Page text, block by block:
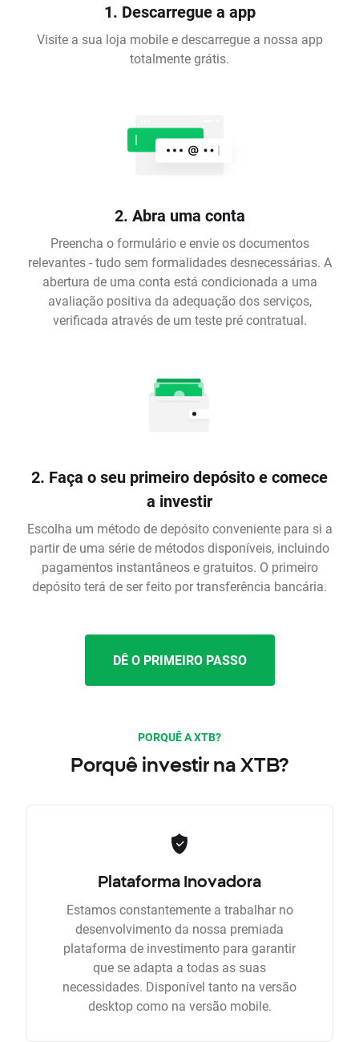
1. Descarregue a app
Visite a sua loja mobile e descarregue a nossa app
totalmente grátis.
2. Abra uma conta
Preencha o formulário e envie os documentos
relevantes - tudo sem formalidades desnecessárias. A
abertura de uma conta está condicionada a uma
avaliação positiva da adequação dos serviços,
verificada através de um teste pré contratual.
2. Faça o seu primeiro depósito e comece
a investir
Escolha um método de depósito conveniente para si a
partir de uma série de métodos disponíveis, incluindo
pagamentos instantâneos e gratuitos. O primeiro
depósito terá de ser feito por transferência bancária.
DÊ O PRIMEIRO PASSO
PORQUÊ A XTB?
Porquê investir na XTB?
Plataforma Inovadora
Estamos constantemente a trabalhar no
desenvolvimento da nossa premiada
plataforma de investimento para garantir
que se adapta a todas as suas
necessidades. Disponível tanto na versão
desktop como na versão mobile.